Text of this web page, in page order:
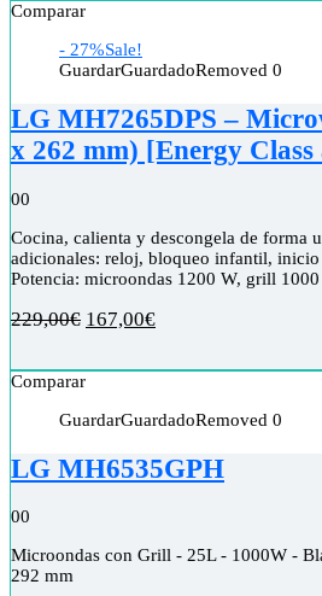
Comparar
- 27%Sale!
GuardarGuardadoRemoved 0
LG MH7265DPS –
x 262 mm) [Energy Class
00
Cocina, calienta y descongela de forma
adicionales: reloj, bloqueo infantil, inicio
Potencia: microondas 1200 W, grill
229,00€ 167,00€
Comparar
GuardarGuardadoRemoved 0
LG MH6535GPH
00
Microondas con Grill - 25L - 1000W -
292 mm